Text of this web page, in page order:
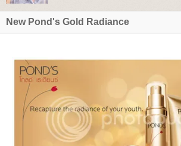
New Pond's Gold Radiance